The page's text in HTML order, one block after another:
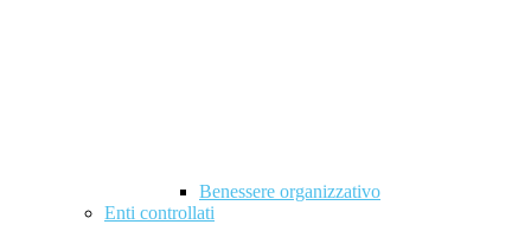
Benessere organizzativo
Enti controllati